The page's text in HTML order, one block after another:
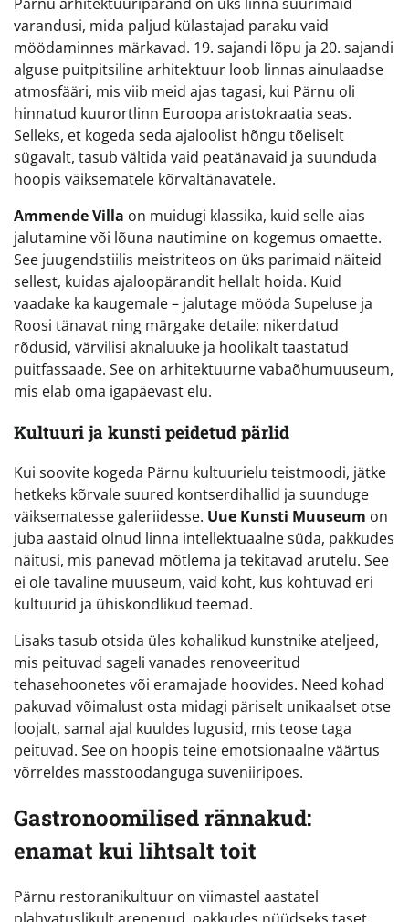
varandusi, mida paljud külastajad paraku vaid
möödaminnes märkavad. 19. sajandi lõpu ja 20. sajandi
alguse puitpitsiline arhitektuur loob linnas ainulaadse
atmosfääri, mis viib meid ajas tagasi, kui Pärnu oli
hinnatud kuurortlinn Euroopa aristokraatia seas.
Selleks, et kogeda seda ajaloolist hõngu tõeliselt
sügavalt, tasub vältida vaid peatänavaid ja suunduda
hoopis väiksematele kõrvaltänavatele.
Ammende Villa on muidugi klassika, kuid selle aias
jalutamine või lõuna nautimine on kogemus omaette.
See juugendstiilis meistriteos on üks parimaid näiteid
sellest, kuidas ajaloopärandit hellalt hoida. Kuid
vaadake ka kaugemale – jalutage mööda Supeluse ja
Roosi tänavat ning märgake detaile: nikerdatud
rõdusid, värvilisi aknaluuke ja hoolikalt taastatud
puitfassaade. See on arhitektuurne vabaõhumuuseum,
mis elab oma igapäevast elu.
Kultuuri ja kunsti peidetud pärlid
Kui soovite kogeda Pärnu kultuurielu teistmoodi, jätke
hetkeks kõrvale suured kontserdihallid ja suunduge
väiksematesse galeriidesse. Uue Kunsti Muuseum on
juba aastaid olnud linna intellektuaalne süda, pakkudes
näitusi, mis panevad mõtlema ja tekitavad arutelu. See
ei ole tavaline muuseum, vaid koht, kus kohtuvad eri
kultuurid ja ühiskondlikud teemad.
Lisaks tasub otsida üles kohalikud kunstnike ateljeed,
mis peituvad sageli vanades renoveeritud
tehasehoonetes või eramajade hoovides. Need kohad
pakuvad võimalust osta midagi päriselt unikaalset otse
loojalt, samal ajal kuuldes lugusid, mis teose taga
peituvad. See on hoopis teine emotsionaalne väärtus
võrreldes masstoodanguga suveniiripoes.
Gastronoomilised rännakud:
enamat kui lihtsalt toit
Pärnu restoranikultuur on viimastel aastatel